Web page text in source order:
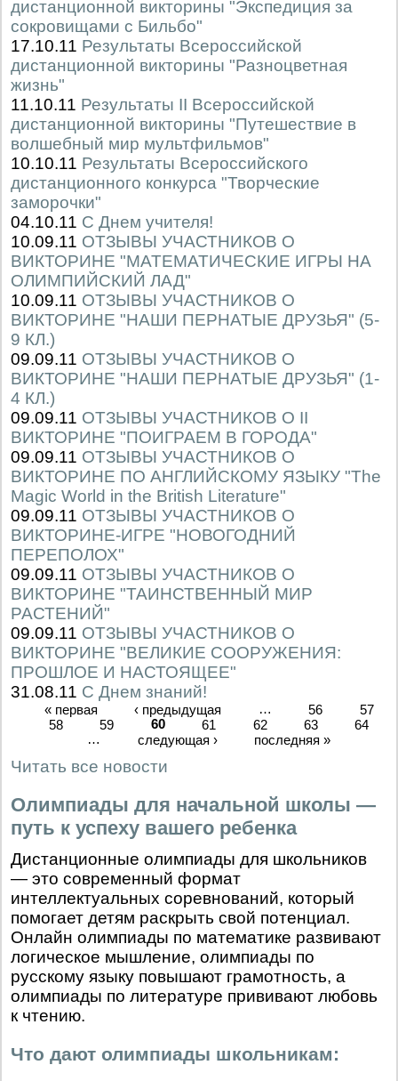
дистанционной викторины "Экспедиция за
сокровищами с Бильбо"
17.10.11 Результаты Всероссийской
дистанционной викторины "Разноцветная
жизнь"
11.10.11 Результаты II Всероссийской
дистанционной викторины "Путешествие в
волшебный мир мультфильмов"
10.10.11 Результаты Всероссийского
дистанционного конкурса "Творческие
заморочки"
04.10.11 С Днем учителя!
10.09.11 ОТЗЫВЫ УЧАСТНИКОВ О
ВИКТОРИНЕ "МАТЕМАТИЧЕСКИЕ ИГРЫ НА
ОЛИМПИЙСКИЙ ЛАД"
10.09.11 ОТЗЫВЫ УЧАСТНИКОВ О
ВИКТОРИНЕ "НАШИ ПЕРНАТЫЕ ДРУЗЬЯ" (5-
9 КЛ.)
09.09.11 ОТЗЫВЫ УЧАСТНИКОВ О
ВИКТОРИНЕ "НАШИ ПЕРНАТЫЕ ДРУЗЬЯ" (1-
4 КЛ.)
09.09.11 ОТЗЫВЫ УЧАСТНИКОВ О II
ВИКТОРИНЕ "ПОИГРАЕМ В ГОРОДА"
09.09.11 ОТЗЫВЫ УЧАСТНИКОВ О
ВИКТОРИНЕ ПО АНГЛИЙСКОМУ ЯЗЫКУ "The
Magic World in the British Literature"
09.09.11 ОТЗЫВЫ УЧАСТНИКОВ О
ВИКТОРИНЕ-ИГРЕ "НОВОГОДНИЙ
ПЕРЕПОЛОХ"
09.09.11 ОТЗЫВЫ УЧАСТНИКОВ О
ВИКТОРИНЕ "ТАИНСТВЕННЫЙ МИР
РАСТЕНИЙ"
09.09.11 ОТЗЫВЫ УЧАСТНИКОВ О
ВИКТОРИНЕ "ВЕЛИКИЕ СООРУЖЕНИЯ:
ПРОШЛОЕ И НАСТОЯЩЕЕ"
31.08.11 С Днем знаний!
« первая ‹ предыдущая … 56
57
58
59 60 61 62 63
64
…
следующая › последняя »
Читать все новости
Олимпиады для начальной школы —
путь к успеху вашего ребенка
Дистанционные олимпиады для школьников
— это современный формат
интеллектуальных соревнований, который
помогает детям раскрыть свой потенциал.
Онлайн олимпиады по математике развивают
логическое мышление, олимпиады по
русскому языку повышают грамотность, а
олимпиады по литературе прививают любовь
к чтению.
Что дают олимпиады школьникам: